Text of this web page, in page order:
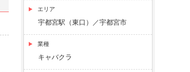
エリア
宇都宮駅（東口）／宇都宮市
業種
キャバクラ